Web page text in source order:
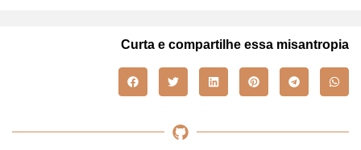
Curta e compartilhe essa misantropia